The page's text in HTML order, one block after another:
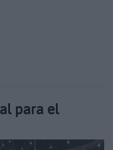
para el